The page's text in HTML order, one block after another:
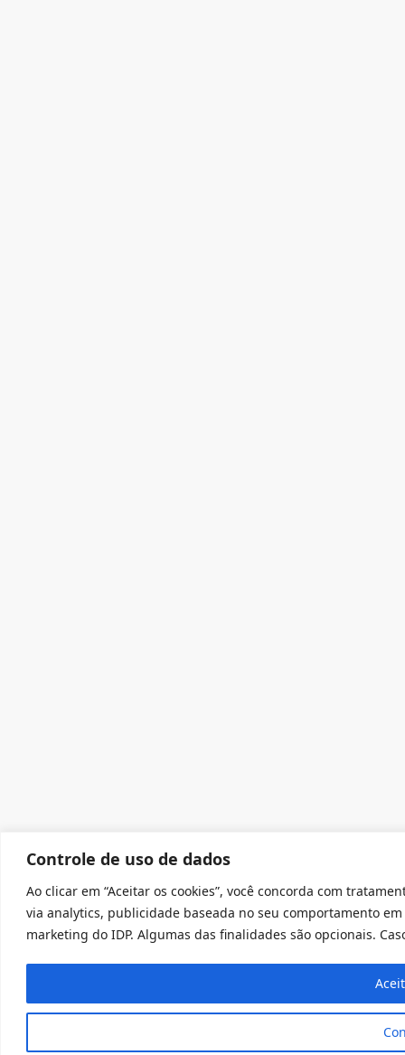
Controle de uso de dados
Ao clicar em “Aceitar os cookies”, você concorda com
via analytics, publicidade baseada no seu comportamento
marketing do IDP. Algumas das finalidades são opcionais.